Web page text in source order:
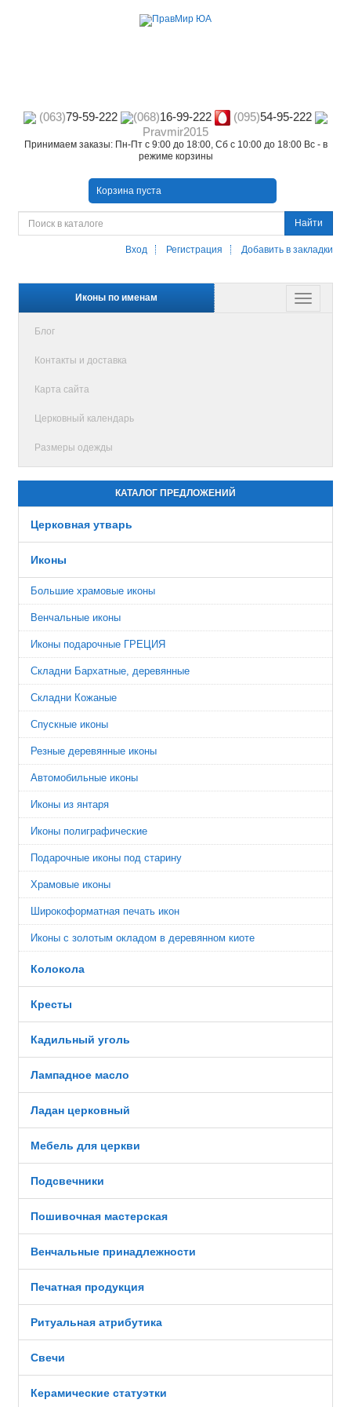
(063)79-59-222 (068)16-99-222 (095)54-95-222
Pravmir2015
Принимаем заказы: Пн-Пт с 9:00 до 18:00, Сб с 10:00 до 18:00 Вс - в
режиме корзины
Корзина пуста
Найти
Вход Регистрация Добавить в закладки
Иконы по именам
Блог
Контакты и доставка
Карта сайта
Церковный календарь
Размеры одежды
КАТАЛОГ ПРЕДЛОЖЕНИЙ
Церковная утварь
Иконы
Большие храмовые иконы
Венчальные иконы
Иконы подарочные ГРЕЦИЯ
Складни Бархатные, деревянные
Складни Кожаные
Спускные иконы
Резные деревянные иконы
Автомобильные иконы
Иконы из янтаря
Иконы полиграфические
Подарочные иконы под старину
Храмовые иконы
Широкоформатная печать икон
Иконы с золотым окладом в деревянном киоте
Колокола
Кресты
Кадильный уголь
Лампадное масло
Ладан церковный
Мебель для церкви
Подсвечники
Пошивочная мастерская
Венчальные принадлежности
Печатная продукция
Ритуальная атрибутика
Свечи
Керамические статуэтки